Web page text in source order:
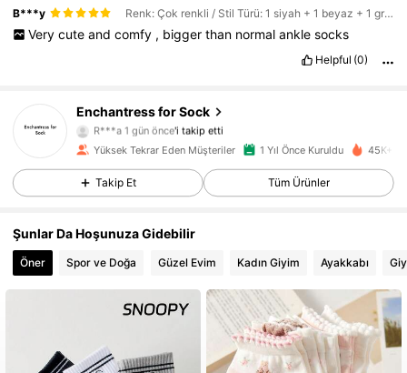
B***y Renk: Çok renkli / Stil Türü: 1 siyah + 1 beyaz + 1 gri / Boyut: 40-43
Very cute and comfy , bigger than normal ankle socks
Helpful (0)
Enchantress for Sock
4,89
475 Takipçiler
R***a 1 gün önce'i takip etti
Yüksek Tekrar Eden Müşteriler 1 Yıl Önce Kuruldu 45K+
Takip Et Tüm Ürünler
Şunlar Da Hoşunuza Gidebilir
Öner Spor ve Doğa Güzel Evim Kadın Giyim Ayakkabı